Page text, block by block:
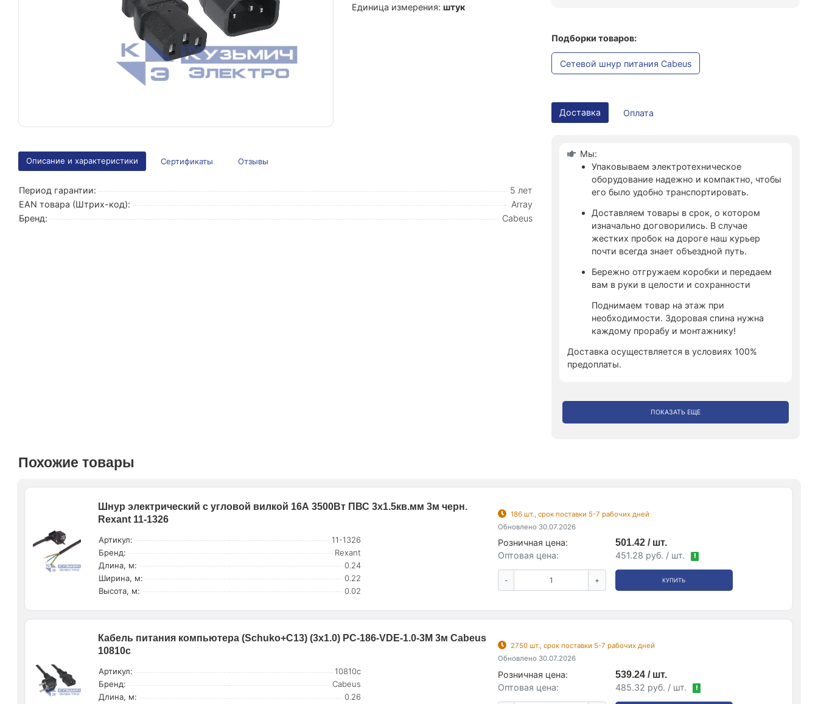
Единица измерения: штук
Подборки товаров:
Сетевой шнур питания Cabeus
Доставка Оплата
Мы:
Упаковываем электротехническое
оборудование надежно и компактно, чтобы
его было удобно транспортировать.
Доставляем товары в срок, о котором
изначально договорились. В случае
жестких пробок на дороге наш курьер
почти всегда знает объездной путь.
Бережно отгружаем коробки и передаем
вам в руки в целости и сохранности
Поднимаем товар на этаж при
необходимости. Здоровая спина нужна
каждому прорабу и монтажнику!
Доставка осуществляется в условиях 100%
предоплаты.
ПОКАЗАТЬ ЕЩЕ
Описание и характеристики Сертификаты Отзывы
Период гарантии:
5 лет
EAN товара (Штрих-код):
Array
Бренд:
Cabeus
Похожие товары
Шнур электрический с угловой вилкой 16А 3500Вт ПВС 3х1.5кв.мм 3м черн.
Rexant 11-1326
Артикул:
11-1326
Бренд:
Rexant
Длина, м:
0.24
Ширина, м:
0.22
Высота, м:
0.02
186 шт., срок поставки 5-7 рабочих дней
Обновлено 30.07.2026
Розничная цена:
501.42 / шт.
Оптовая цена:
451.28 руб. / шт. !
- + КУПИТЬ
Кабель питания компьютера (Schuko+C13) (3х1.0) PC-186-VDE-1.0-3M 3м Cabeus
10810c
Артикул:
10810c
Бренд:
Cabeus
Длина, м:
0.26
2750 шт., срок поставки 5-7 рабочих дней
Обновлено 30.07.2026
Розничная цена:
539.24 / шт.
Оптовая цена:
485.32 руб. / шт. !